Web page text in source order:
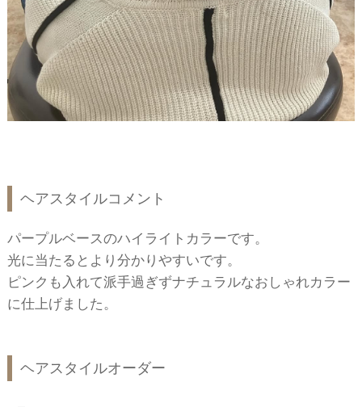
ヘアスタイルコメント
パープルベースのハイライトカラーです。
光に当たるとより分かりやすいです。
ピンクも入れて派手過ぎずナチュラルなおしゃれカラー
に仕上げました。
ヘアスタイルオーダー